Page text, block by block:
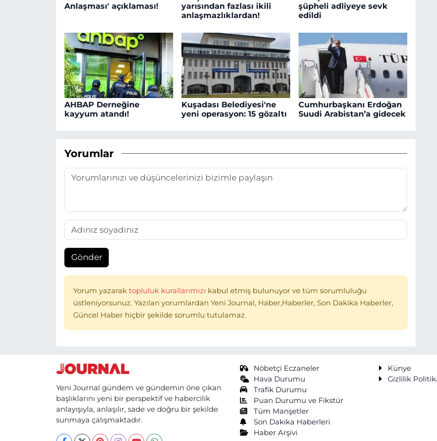
Anlaşması' açıklaması!
yarısından fazlası ikili
anlaşmazlıklardan!
şüpheli adliyeye sevk
edildi
AHBAP Derneğine
kayyum atandı!
Kuşadası Belediyesi'ne
yeni operasyon: 15 gözaltı
Cumhurbaşkanı Erdoğan
Suudi Arabistan’a gidecek
Yorumlar
Gönder
Yorum yazarak topluluk kurallarımızı kabul etmiş bulunuyor ve tüm sorumluluğu
üstleniyorsunuz. Yazılan yorumlardan Yeni Journal, Haber,Haberler, Son Dakika Haberler,
Güncel Haber hiçbir şekilde sorumlu tutulamaz.
Yeni Journal gündem ve gündemin öne çıkan
başlıklarını yeni bir perspektif ve habercilik
anlayışıyla, anlaşılır, sade ve doğru bir şekilde
sunmaya çalışmaktadır.
Nöbetçi Eczaneler
Hava Durumu
Trafik Durumu
Puan Durumu ve Fikstür
Tüm Manşetler
Son Dakika Haberleri
Haber Arşivi
Künye
Gizlilik